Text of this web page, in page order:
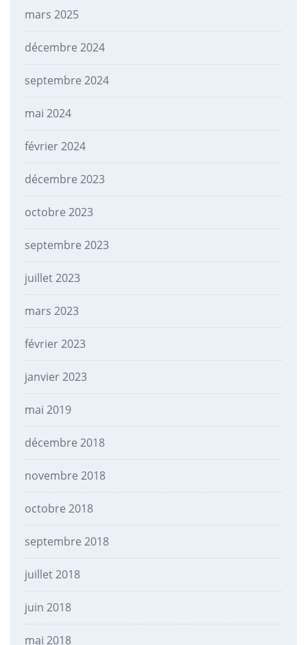
mars 2025
décembre 2024
septembre 2024
mai 2024
février 2024
décembre 2023
octobre 2023
septembre 2023
juillet 2023
mars 2023
février 2023
janvier 2023
mai 2019
décembre 2018
novembre 2018
octobre 2018
septembre 2018
juillet 2018
juin 2018
mai 2018